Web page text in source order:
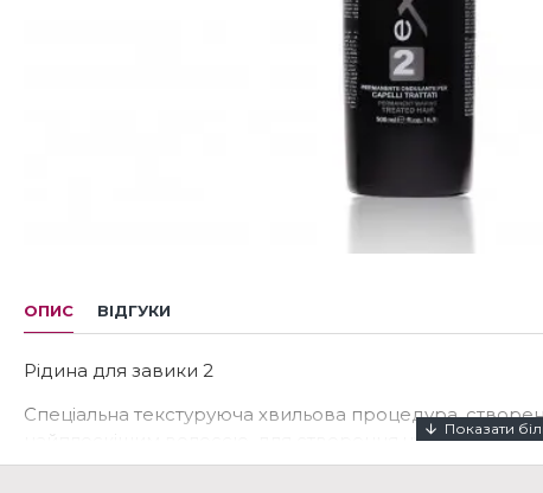
ОПИС ВІДГУКИ
Рідина для завики 2
Спеціальна текстуруюча хвильова процедура,
найплоскішим волоссю, для створення чуттєвих
природну еластичність волосся та ефектом проти